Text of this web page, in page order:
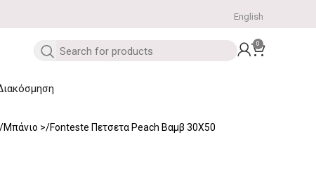
English
0
Μπάνιο Fonteste Πετσετα Peach Βαμβ 30Χ50